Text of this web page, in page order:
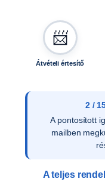
📨
Átvételi értesítő
2 /
A pontosított
mailben
A teljes